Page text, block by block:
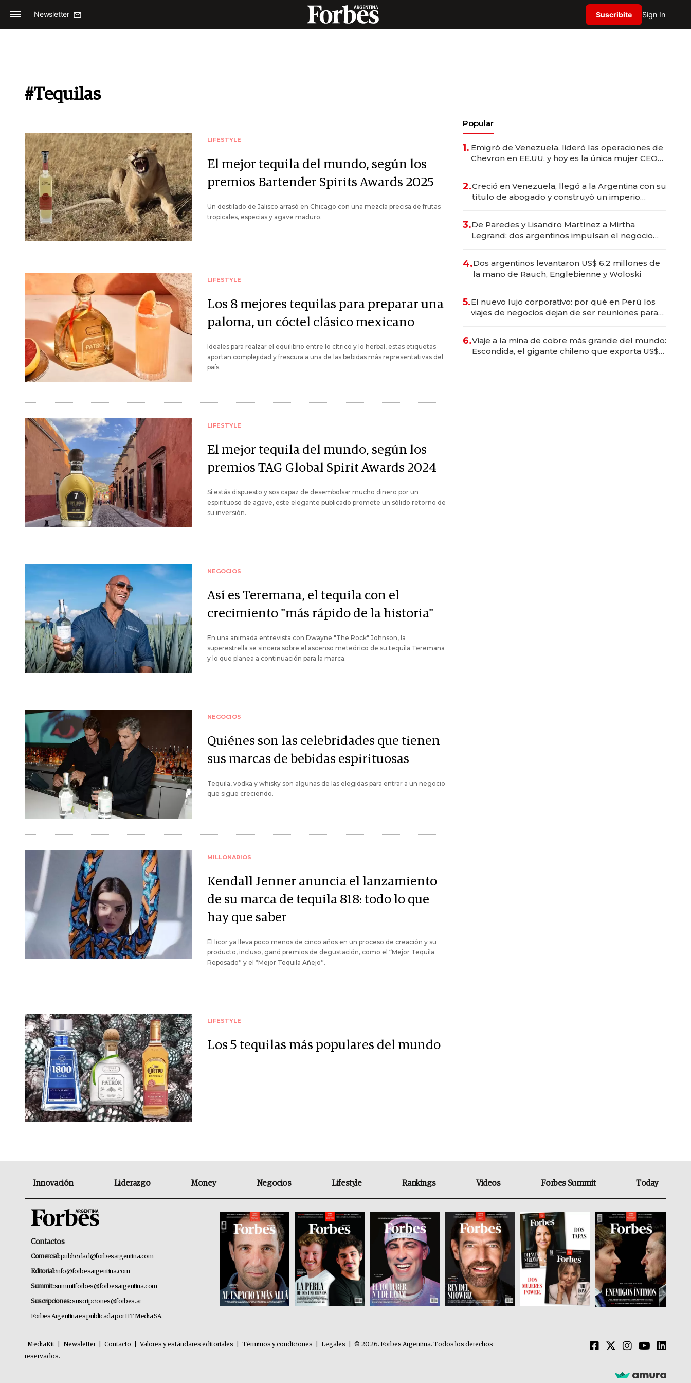
Newsletter Suscribite Sign In
#Tequilas
LIFESTYLE
El mejor tequila del mundo, según los
premios Bartender Spirits Awards 2025
Un destilado de Jalisco arrasó en Chicago con una mezcla precisa de frutas
tropicales, especias y agave maduro.
LIFESTYLE
Los 8 mejores tequilas para preparar una
paloma, un cóctel clásico mexicano
Ideales para realzar el equilibrio entre lo cítrico y lo herbal, estas etiquetas
aportan complejidad y frescura a una de las bebidas más representativas del
país.
LIFESTYLE
El mejor tequila del mundo, según los
premios TAG Global Spirit Awards 2024
Si estás dispuesto y sos capaz de desembolsar mucho dinero por un
espirituoso de agave, este elegante publicado promete un sólido retorno de
su inversión.
NEGOCIOS
Así es Teremana, el tequila con el
crecimiento "más rápido de la historia"
En una animada entrevista con Dwayne "The Rock" Johnson, la
superestrella se sincera sobre el ascenso meteórico de su tequila Teremana
y lo que planea a continuación para la marca.
NEGOCIOS
Quiénes son las celebridades que tienen
sus marcas de bebidas espirituosas
Tequila, vodka y whisky son algunas de las elegidas para entrar a un negocio
que sigue creciendo.
MILLONARIOS
Kendall Jenner anuncia el lanzamiento
de su marca de tequila 818: todo lo que
hay que saber
El licor ya lleva poco menos de cinco años en un proceso de creación y su
producto, incluso, ganó premios de degustación, como el “Mejor Tequila
Reposado” y el “Mejor Tequila Añejo”.
LIFESTYLE
Los 5 tequilas más populares del mundo
Popular
1. Emigró de Venezuela, lideró las operaciones de
Chevron en EE.UU. y hoy es la única mujer CEO
2.Creció en Venezuela, llegó a la Argentina con su
título de abogado y construyó un imperio
3.De Paredes y Lisandro Martínez a Mirtha
Legrand: dos argentinos impulsan el negocio
4.Dos argentinos levantaron US$ 6,2 millones de
la mano de Rauch, Englebienne y Woloski
5.El nuevo lujo corporativo: por qué en Perú los
viajes de negocios dejan de ser reuniones para
6.Viaje a la mina de cobre más grande del mundo:
Escondida, el gigante chileno que exporta US$
Innovación Liderazgo Money Negocios Lifestyle Rankings Videos Forbes Summit Today
Contactos
Comercial:publicidad@forbesargentina.com
Editorial:info@forbesargentina.com
Summit:summitforbes@forbesargentina.com
Suscripciones:suscripciones@forbes.ar
Forbes Argentina es publicada por HT Media SA.
MediaKit Newsletter Contacto Valores y estándares editoriales Términos y condiciones Legales
© 2026. Forbes Argentina. Todos los derechos
reservados.